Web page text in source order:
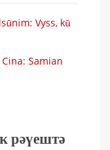
Vyss, kū
Samian
рәүештә